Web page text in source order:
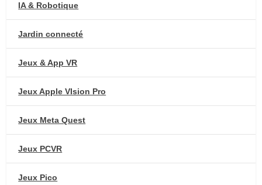
IA & Robotique
Jardin connecté
Jeux & App VR
Jeux Apple VIsion Pro
Jeux Meta Quest
Jeux PCVR
Jeux Pico